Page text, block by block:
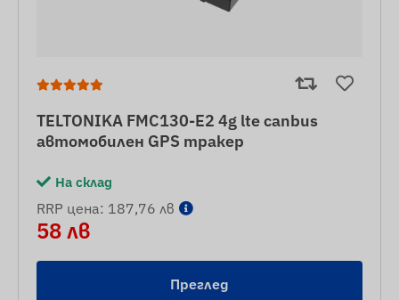
TELTONIKA FMC130-E2 4g lte canbus
автомобилен GPS тракер
На склад
RRP цена: 187,76 лв
58 лв
Преглед